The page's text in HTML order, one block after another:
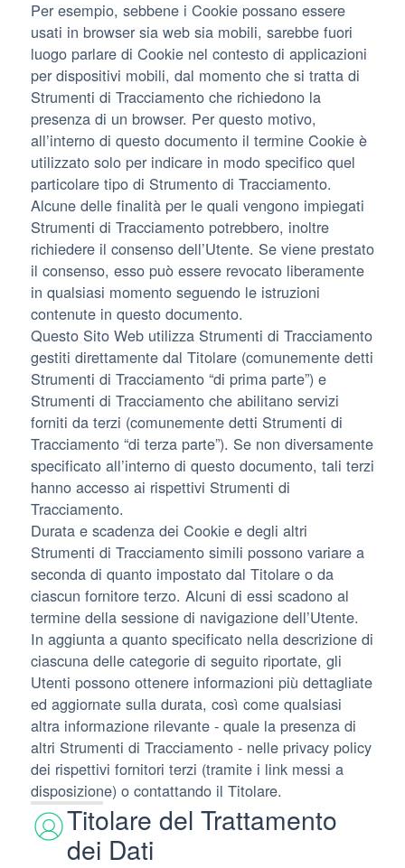
Per esempio, sebbene i Cookie possano essere
usati in browser sia web sia mobili, sarebbe fuori
luogo parlare di Cookie nel contesto di applicazioni
per dispositivi mobili, dal momento che si tratta di
Strumenti di Tracciamento che richiedono la
presenza di un browser. Per questo motivo,
all’interno di questo documento il termine Cookie è
utilizzato solo per indicare in modo specifico quel
particolare tipo di Strumento di Tracciamento.
Alcune delle finalità per le quali vengono impiegati
Strumenti di Tracciamento potrebbero, inoltre
richiedere il consenso dell’Utente. Se viene prestato
il consenso, esso può essere revocato liberamente
in qualsiasi momento seguendo le istruzioni
contenute in questo documento.
Questo Sito Web utilizza Strumenti di Tracciamento
gestiti direttamente dal Titolare (comunemente detti
Strumenti di Tracciamento “di prima parte”) e
Strumenti di Tracciamento che abilitano servizi
forniti da terzi (comunemente detti Strumenti di
Tracciamento “di terza parte”). Se non diversamente
specificato all’interno di questo documento, tali terzi
hanno accesso ai rispettivi Strumenti di
Tracciamento.
Durata e scadenza dei Cookie e degli altri
Strumenti di Tracciamento simili possono variare a
seconda di quanto impostato dal Titolare o da
ciascun fornitore terzo. Alcuni di essi scadono al
termine della sessione di navigazione dell’Utente.
In aggiunta a quanto specificato nella descrizione di
ciascuna delle categorie di seguito riportate, gli
Utenti possono ottenere informazioni più dettagliate
ed aggiornate sulla durata, così come qualsiasi
altra informazione rilevante - quale la presenza di
altri Strumenti di Tracciamento - nelle privacy policy
dei rispettivi fornitori terzi (tramite i link messi a
disposizione) o contattando il Titolare.
Titolare del Trattamento
dei Dati